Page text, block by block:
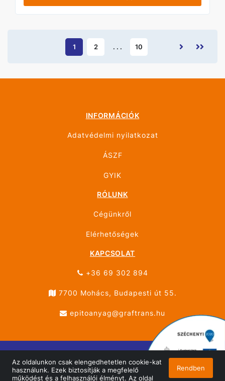
Az oldalunkon csak elengedhetetlen cookie-kat
használunk. Ezek biztosítják a megfelelő
működést és a felhasználói élményt. Az oldal
Rendben
1 2 . . . 10
INFORMÁCIÓK
Adatvédelmi nyilatkozat
ÁSZF
GYIK
RÓLUNK
Cégünkről
Elérhetőségek
KAPCSOLAT
+36 69 302 894
7700 Mohács, Budapesti út 55.
epitoanyag@graftrans.hu
© ÚJHÁZ GRÁF TRANS MOHÁCS 2026 Minden jog
fenntartva!